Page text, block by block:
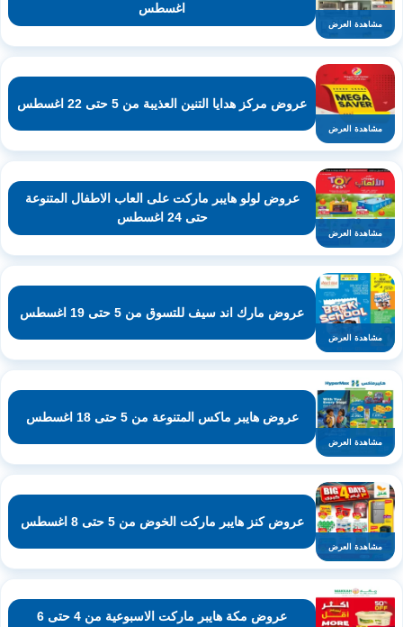
مشاهدة العرض
اغسطس
مشاهدة العرض
عروض مركز هدايا التنين العذيبة من 5 حتى 22 اغسطس
مشاهدة العرض
عروض لولو هايبر ماركت على العاب الاطفال المتنوعة
حتى 24 اغسطس
مشاهدة العرض
عروض مارك اند سيف للتسوق من 5 حتى 19 اغسطس
مشاهدة العرض
عروض هايبر ماكس المتنوعة من 5 حتى 18 اغسطس
مشاهدة العرض
عروض كنز هايبر ماركت الخوض من 5 حتى 8 اغسطس
عروض مكة هايبر ماركت الاسبوعية من 4 حتى 6